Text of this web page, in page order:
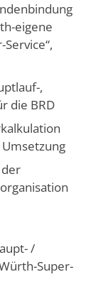
eigene
,
die BRD
/
Super-